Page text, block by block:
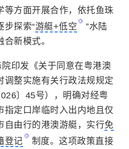
等方面开展合作，依托鱼珠
步探索“游艇+低空
”水陆
新模式。
印发《关于同意在粤港澳
调整实施有关行政法规规定
〕45号），明确对经粤
指定口岸临时入出内地且仅
自由行的港澳游艇，实行免
登记
制度。这项政策直接